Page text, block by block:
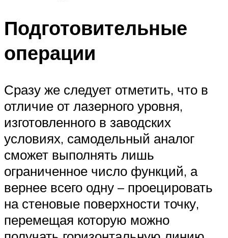
Подготовительные
операции
Сразу же следует отметить, что в
отличие от лазерного уровня,
изготовленного в заводских
условиях, самодельный аналог
сможет выполнять лишь
ограниченное число функций, а
вернее всего одну – проецировать
на стеновые поверхности точку,
перемещая которую можно